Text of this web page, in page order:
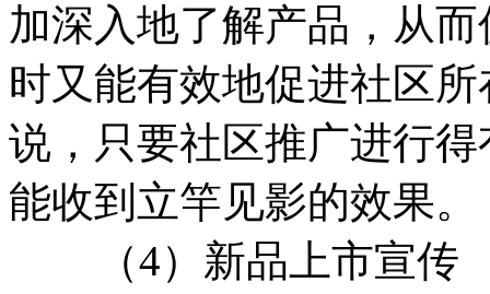
加深入地了解产品，从
时又能有效地促进社区
说，只要社区推广进行
能收到立竿见影的效果。
（4）新品上市宣传